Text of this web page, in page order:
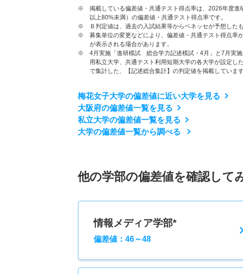
※ 掲載している偏差値・共通テスト得点率は、2026年度進
以上80%未満）の偏差値・共通テスト得点率です。
※ Ｂ判定値は、過去の入試結果等からベネッセが予想した
※ 募集単位の変更などにより、偏差値・共通テスト得点率
が表示される場合があります。
※ 4月実施「進研模試 総合学力記述模試・4月」と7月実施
用私立大学、共通テスト利用短期大学の各大学が設定し
で集計した、【記述総合集計】の判定値を掲載しています
梅花女子大学の偏差値に近い大学を見る
大阪府の偏差値一覧を見る
私立大学の偏差値一覧を見る
大学の偏差値一覧から調べる
他の学部の偏差値を確認して
情報メディア学部*
偏差値：46～48